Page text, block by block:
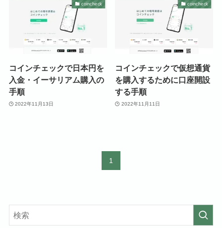
coincheck
コインチェックで日本円を
入金・イーサリアム購入の
手順
2022年11月13日
coincheck
コインチェックで仮想通貨
を購入するために口座開設
する手順
2022年11月11日
1